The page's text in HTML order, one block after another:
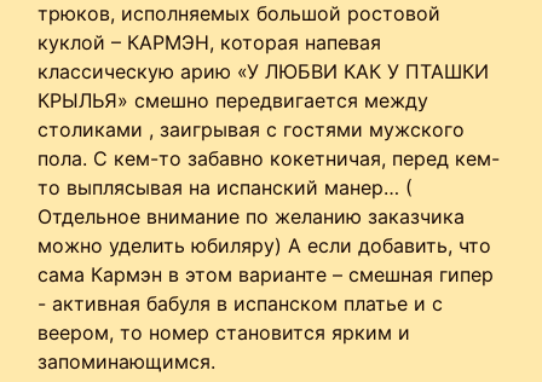
трюков, исполняемых большой ростовой
куклой – КАРМЭН, которая напевая
классическую арию «У ЛЮБВИ КАК У ПТАШКИ
КРЫЛЬЯ» смешно передвигается между
столиками , заигрывая с гостями мужского
пола. С кем-то забавно кокетничая, перед кем-
то выплясывая на испанский манер… (
Отдельное внимание по желанию заказчика
можно уделить юбиляру) А если добавить, что
сама Кармэн в этом варианте – смешная гипер
- активная бабуля в испанском платье и с
веером, то номер становится ярким и
запоминающимся.